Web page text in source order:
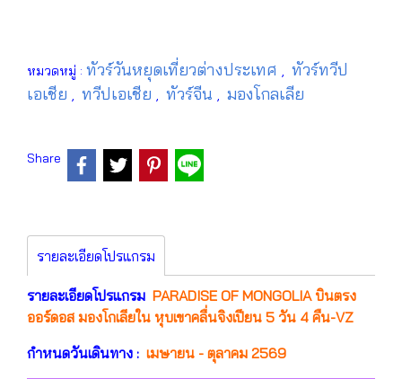
หมวดหมู่ : ทัวร์วันหยุดเที่ยวต่างประเทศ , ทัวร์ทวีป
เอเชีย , ทวีปเอเชีย , ทัวร์จีน , มองโกลเลีย
Share
รายละเอียดโปรแกรม
รายละเอียดโปรแกรม PARADISE OF MONGOLIA บินตรง
ออร์ดอส มองโกเลียใน หุบเขาคลื่นจิงเปียน 5 วัน 4 คืน-VZ
กำหนดวันเดินทาง : เมษายน - ตุลาคม 2569